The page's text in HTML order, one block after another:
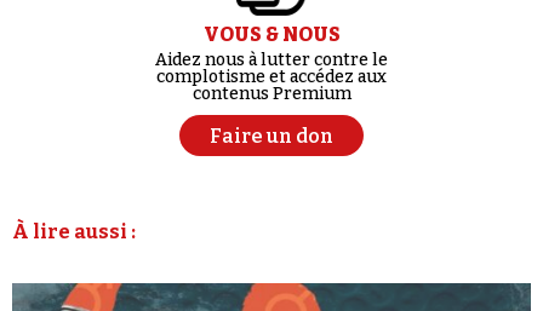
VOUS & NOUS
Aidez nous à lutter contre le
complotisme et accédez aux
contenus Premium
Faire un don
À lire aussi :